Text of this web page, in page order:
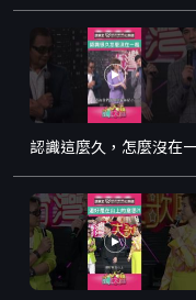
認識這麼久，怎麼沒在